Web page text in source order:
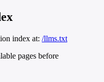
index at: /llms.txt
pages before